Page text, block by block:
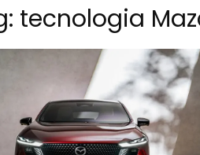
tecnologia